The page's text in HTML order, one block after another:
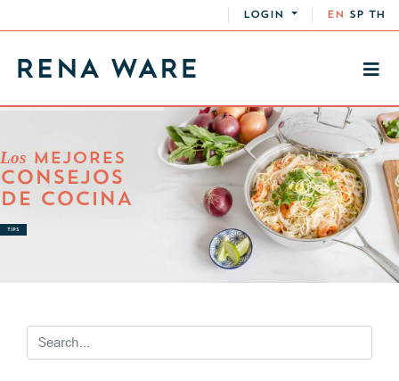
LOGIN EN SP TH
Los MEJORES
CONSEJOS
DE COCINA
TIPS